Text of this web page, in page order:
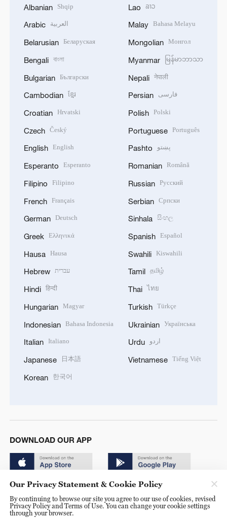
Albanian Shqip
Arabic العربية
Belarusian Беларуская
Bengali বাংলা
Bulgarian Български
Cambodian ខ្មែរ
Croatian Hrvatski
Czech Český
English English
Esperanto Esperanto
Filipino Filipino
French Français
German Deutsch
Greek Ελληνικά
Hausa Hausa
Hebrew עברית
Hindi हिन्दी
Hungarian Magyar
Indonesian Bahasa Indonesia
Italian Italiano
Japanese 日本語
Korean 한국어
Lao ລາວ
Malay Bahasa Melayu
Mongolian Монгол
Myanmar မြန်မာဘာသာ
Nepali नेपाली
Persian فارسی
Polish Polski
Portuguese Português
Pashto پښتو
Romanian Română
Russian Русский
Serbian Српски
Sinhala සිංහල
Spanish Español
Swahili Kiswahili
Tamil தமிழ்
Thai ไทย
Turkish Türkçe
Ukrainian Українська
Urdu اردو
Vietnamese Tiếng Việt
DOWNLOAD OUR APP
© China Radio International.CRI. All Rights Reserved. 16A
Our Privacy Statement & Cookie Policy
By continuing to browse our site you agree to our use of cookies, revised
Privacy Policy and Terms of Use. You can change your cookie settings
through your browser.